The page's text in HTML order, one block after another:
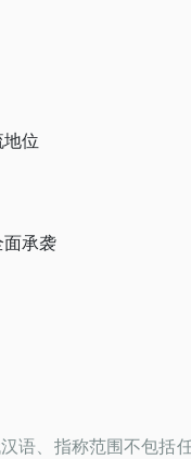
位
面承袭
语、指称范围不包括